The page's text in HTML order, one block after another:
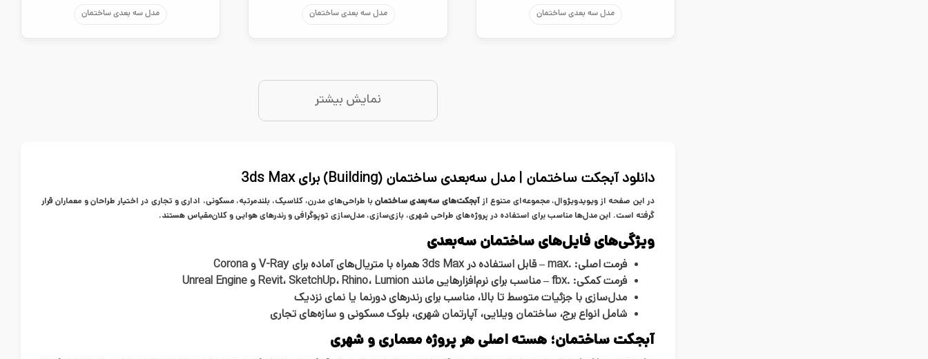
مدل سه بعدی ساختمان مدل سه بعدی ساختمان مدل سه بعدی ساختمان
نمایش بیشتر
دانلود آبجکت ساختمان | مدل سه‌بعدی ساختمان (Building) برای 3ds Max
در این صفحه از ویویدویژوال، مجموعه‌ای متنوع ازآبجکت‌های سه‌بعدی ساختمانبا طراحی‌های مدرن، کلاسیک، بلندمرتبه، مسکونی، اداری و تجاری در اختیار طراحان و معماران قرار
گرفته است. این مدل‌ها مناسب برای استفاده در پروژه‌های طراحی شهری، بازی‌سازی، مدل‌سازی توپوگرافی و رندرهای هوایی و کلان‌مقیاس هستند.
ویژگی‌های فایل‌های ساختمان سه‌بعدی
فرمت اصلی: .max
– قابل استفاده در 3ds Max همراه با متریال‌های آماده برای V-Ray و Corona
فرمت کمکی: .fbx
– مناسب برای نرم‌افزارهایی مانند Revit، SketchUp، Rhino، Lumion و Unreal Engine
مدل‌سازی با جزئیات متوسط تا بالا، مناسب برای رندرهای دورنما یا نمای نزدیک
شامل انواع برج، ساختمان ویلایی، آپارتمان شهری، بلوک مسکونی و سازه‌های تجاری
آبجکت ساختمان؛ هسته اصلی هر پروژه معماری و شهری